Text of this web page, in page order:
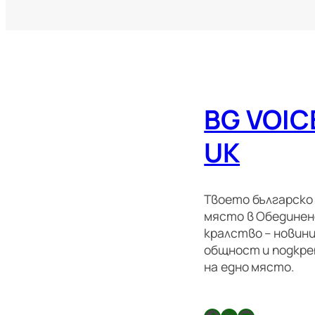
BG
UK
Твоето българско
място в
кралство –
общност и
на едно място.